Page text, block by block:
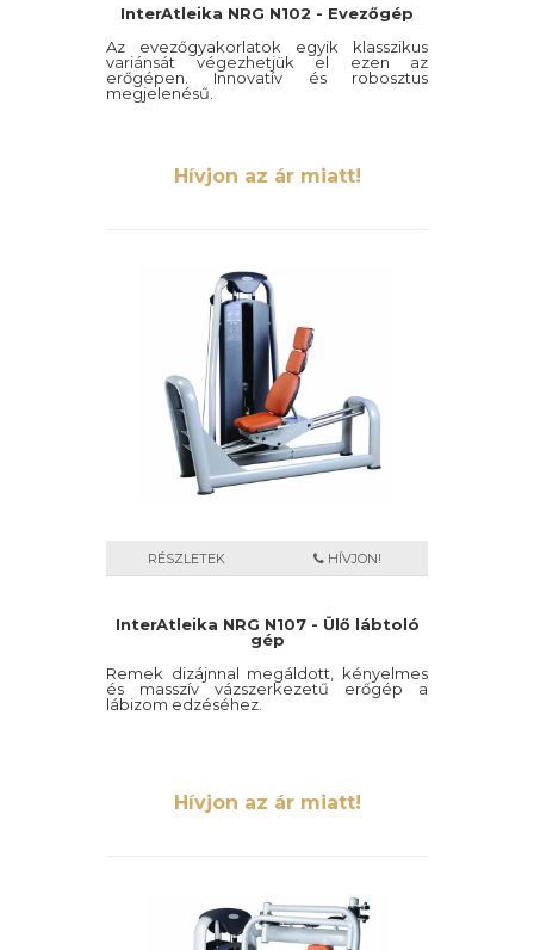
InterAtleika NRG N102 - Evezőgép
Az evezőgyakorlatok egyik klasszikus
variánsát végezhetjük el ezen az
erőgépen. Innovatív és robosztus
megjelenésű.
Hívjon az ár miatt!
RÉSZLETEK HÍVJON!
InterAtleika NRG N107 - Ülő lábtoló
gép
Remek dizájnnal megáldott, kényelmes
és masszív vázszerkezetű erőgép a
lábizom edzéséhez.
Hívjon az ár miatt!